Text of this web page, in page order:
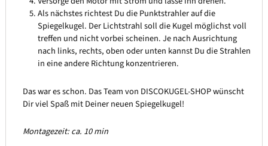
Als nächstes richtest Du die Punktstrahler auf die
Spiegelkugel. Der Lichtstrahl soll die Kugel möglichst voll
treffen und nicht vorbei scheinen. Je nach Ausrichtung
nach links, rechts, oben oder unten kannst Du die Strahlen
in eine andere Richtung konzentrieren.
Das war es schon. Das Team von DISCOKUGEL-SHOP wünscht
Dir viel Spaß mit Deiner neuen Spiegelkugel!
Montagezeit: ca. 10 min